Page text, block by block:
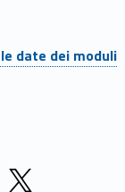
date dei moduli